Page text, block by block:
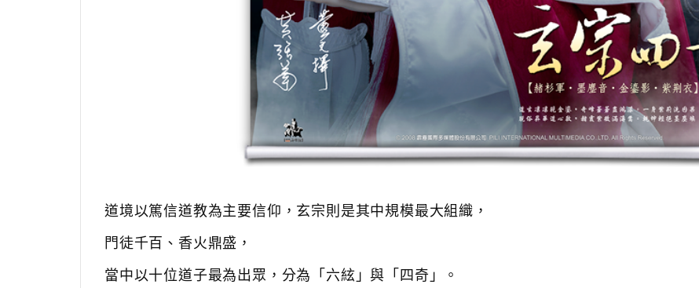
道境以篤信道教為主要信仰，玄宗則是其中規模最大組織，
門徒千百、香火鼎盛，
當中以十位道子最為出眾，分為「六絃」與「四奇」。